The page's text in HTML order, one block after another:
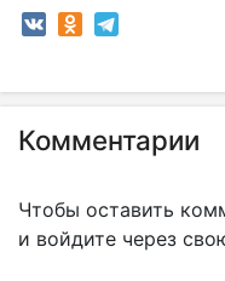
Комментарии
Чтобы оставить
и войдите через